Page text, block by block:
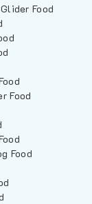
Food
Food
Food